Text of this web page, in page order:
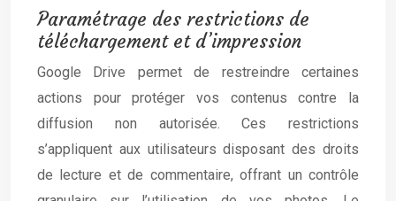
Paramétrage des restrictions de
téléchargement et d’impression
Google Drive permet de restreindre certaines
actions pour protéger vos contenus contre la
diffusion non autorisée. Ces restrictions
s’appliquent aux utilisateurs disposant des droits
de lecture et de commentaire, offrant un contrôle